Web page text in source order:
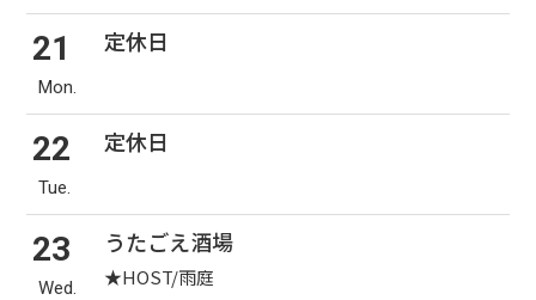
21
Mon.
定休日
22
Tue.
定休日
23
Wed.
うたごえ酒場
★HOST/雨庭